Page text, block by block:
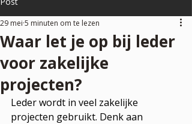
Waar let je op bij leder
voor zakelijke
projecten?
29 mei 5 minuten om te lezen
Leder wordt in veel zakelijke
projecten gebruikt. Denk aan